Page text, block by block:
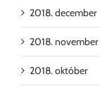
2018. december
2018. november
2018. október